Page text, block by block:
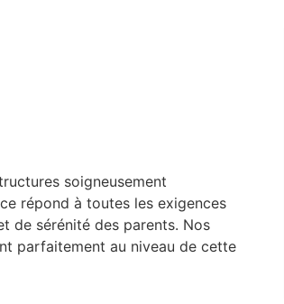
soigneusement
répond à toutes les exigences
de sérénité des parents. Nos
parfaitement au niveau de cette